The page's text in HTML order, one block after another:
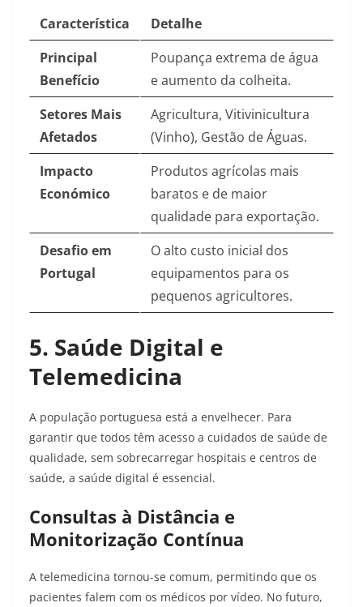
Característica
Detalhe
Principal
Benefício
Poupança extrema de água
e aumento da colheita.
Setores Mais
Afetados
Agricultura, Vitivinicultura
(Vinho), Gestão de Águas.
Impacto
Económico
Produtos agrícolas mais
baratos e de maior
qualidade para exportação.
Desafio em
Portugal
O alto custo inicial dos
equipamentos para os
pequenos agricultores.
5. Saúde Digital e
Telemedicina
A população portuguesa está a envelhecer. Para
garantir que todos têm acesso a cuidados de saúde de
qualidade, sem sobrecarregar hospitais e centros de
saúde, a saúde digital é essencial.
Consultas à Distância e
Monitorização Contínua
A telemedicina tornou-se comum, permitindo que os
pacientes falem com os médicos por vídeo. No futuro,